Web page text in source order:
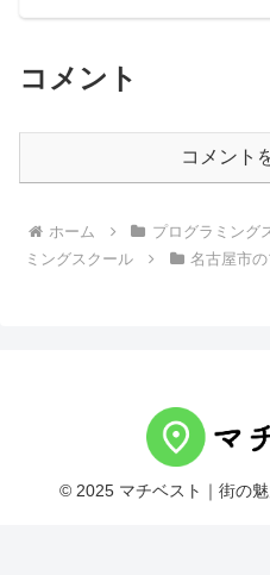
コメント
コメント
ホーム プログラミング
ミングスクール
名古屋市
© 2025 マチベスト｜街の